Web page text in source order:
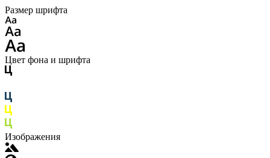
Размер шрифта
Цвет фона и шрифта
Изображения